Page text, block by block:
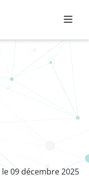
le09 décembre 2025